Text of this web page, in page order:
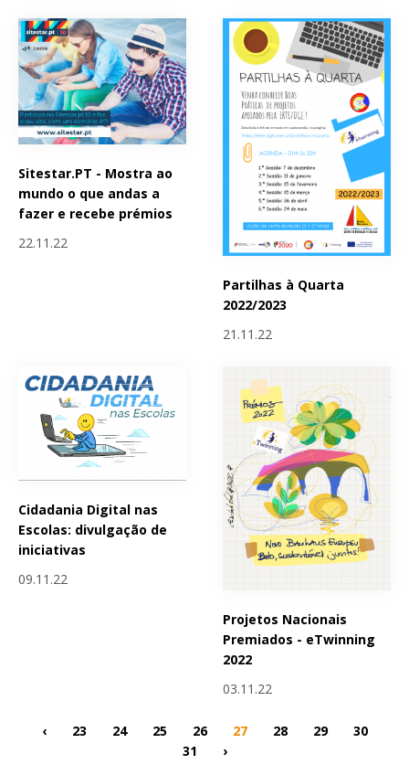
Sitestar.PT - Mostra ao
mundo o que andas a
fazer e recebe prémios
22.11.22
Partilhas à Quarta
2022/2023
21.11.22
Cidadania Digital nas
Escolas: divulgação de
iniciativas
09.11.22
Projetos Nacionais
Premiados - eTwinning
2022
03.11.22
‹ 23 24 25 26 27 28 29
30
31
›